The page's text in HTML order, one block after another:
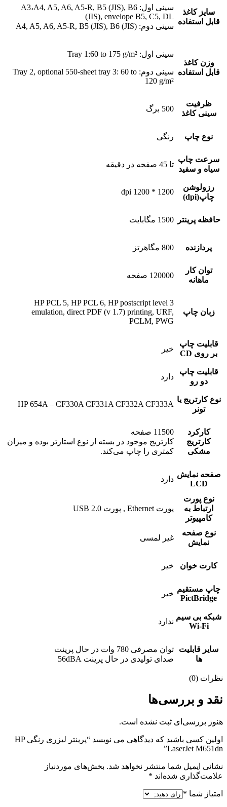
سایز کاغذ
قابل استفاده
سینی اول: A3،A4, A5, A6, A5-R, B5 (JIS), B6
(JIS), envelope B5, C5, DL
سینی دوم: A4, A5, A6, A5-R, B5 (JIS), B6 (JIS)
وزن کاغذ
قابل استفاده
سینی اول: Tray 1:60 to 175 g/m²
سینی دوم: Tray 2, optional 550-sheet tray 3: 60 to
120 g/m²
ظرفیت
سینی کاغذ
500 برگ
نوع چاپ رنگی
سرعت چاپ
سیاه و سفید
تا 45 صفحه در دقیقه
رزولوشن
چاپ(dpi)
1200 * 1200 dpi
حافظه پرینتر 1500 مگابایت
پردازنده 800 مگاهرتز
توان کار
ماهانه
120000 صفحه
زبان چاپ
HP PCL 5, HP PCL 6, HP postscript level 3
emulation, direct PDF (v 1.7) printing, URF,
PCLM, PWG
قابلیت چاپ
بر روی CD
خیر
قابلیت چاپ
دو رو
دارد
نوع کارتریج یا
تونر
HP 654A – CF330A CF331A CF332A CF333A
کارکرد
کارتریج
مشکی
11500 صفحه
کارتریج موجود در بسته از نوع استارتر بوده و میزان
کمتری را چاپ می‌کند.
صفحه نمایش
LCD
دارد
نوع پورت
ارتباط به
کامپیوتر
پورت Ethernet , پورت USB 2.0
نوع صفحه
نمایش
غیر لمسی
کارت خوان خیر
چاپ مستقیم
PictBridge
خیر
شبکه بی سیم
Wi-Fi
ندارد
سایر قابلیت
ها
توان مصرفی 780 وات در حال پرینت
صدای تولیدی در حال پرینت 56dBA
نظرات (0)
نقد و بررسی‌ها
هنوز بررسی‌ای ثبت نشده است.
اولین کسی باشید که دیدگاهی می نویسد “پرینتر لیزری رنگی HP
LaserJet M651dn”
نشانی ایمیل شما منتشر نخواهد شد. بخش‌های موردنیاز
علامت‌گذاری شده‌اند *
امتیاز شما *